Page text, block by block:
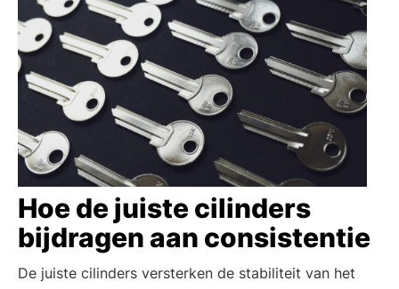
Hoe de juiste cilinders
bijdragen aan consistentie
De juiste cilinders versterken de stabiliteit van het